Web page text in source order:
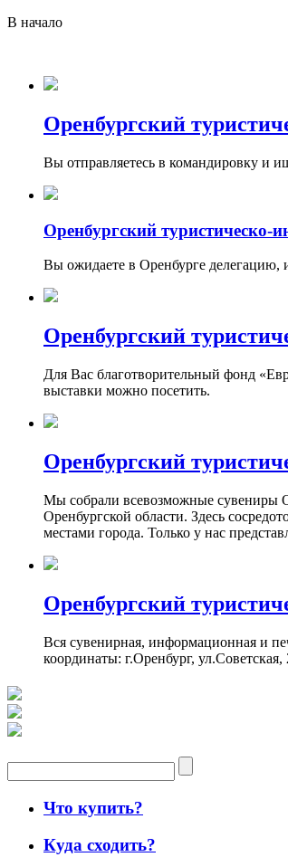
В начало
Оренбургский
Вы отправляетесь в командировку и
Оренбургский
Вы ожидаете в Оренбурге делегацию,
Оренбургский
Для Вас благотворительный фонд
выставки можно посетить.
Оренбургский
Мы собрали всевозможные сувениры
Оренбургской области. Здесь
местами города. Только у нас
Оренбургский
Вся сувенирная, информационная и
координаты: г.Оренбург,
Что купить?
Куда сходить?